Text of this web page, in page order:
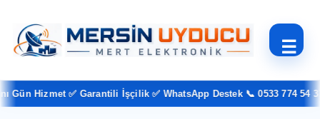
☰
Hizmet ✅ Garantili İşçilik ✅ WhatsApp Destek 📞 0533 774 54 37